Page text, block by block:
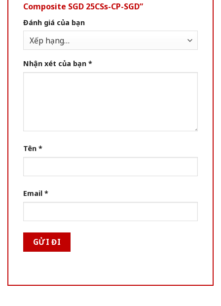
Composite SGD 25CSs-CP-SGD”
Đánh giá của bạn
Nhận xét của bạn *
Tên *
Email *